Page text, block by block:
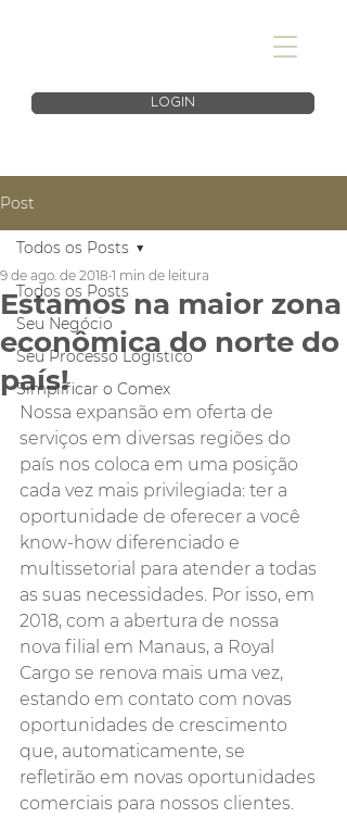
LOGIN
Post
Todos os Posts
Seu Negócio
Seu Processo Logístico
Simplificar o Comex
Todos os Posts
Estamos na maior zona
econômica do norte do
país!
9 de ago. de 2018 1 min de leitura
Nossa expansão em oferta de
serviços em diversas regiões do
país nos coloca em uma posição
cada vez mais privilegiada: ter a
oportunidade de oferecer a você
know-how diferenciado e
multissetorial para atender a todas
as suas necessidades. Por isso, em
2018, com a abertura de nossa
nova filial em Manaus, a Royal
Cargo se renova mais uma vez,
estando em contato com novas
oportunidades de crescimento
que, automaticamente, se
refletirão em novas oportunidades
comerciais para nossos clientes.